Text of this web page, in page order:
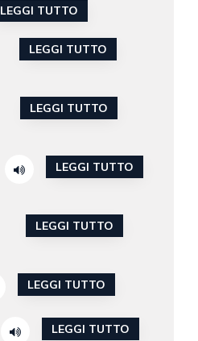
LEGGI TUTTO
LEGGI TUTTO
LEGGI TUTTO
LEGGI TUTTO
LEGGI TUTTO
LEGGI TUTTO
LEGGI TUTTO